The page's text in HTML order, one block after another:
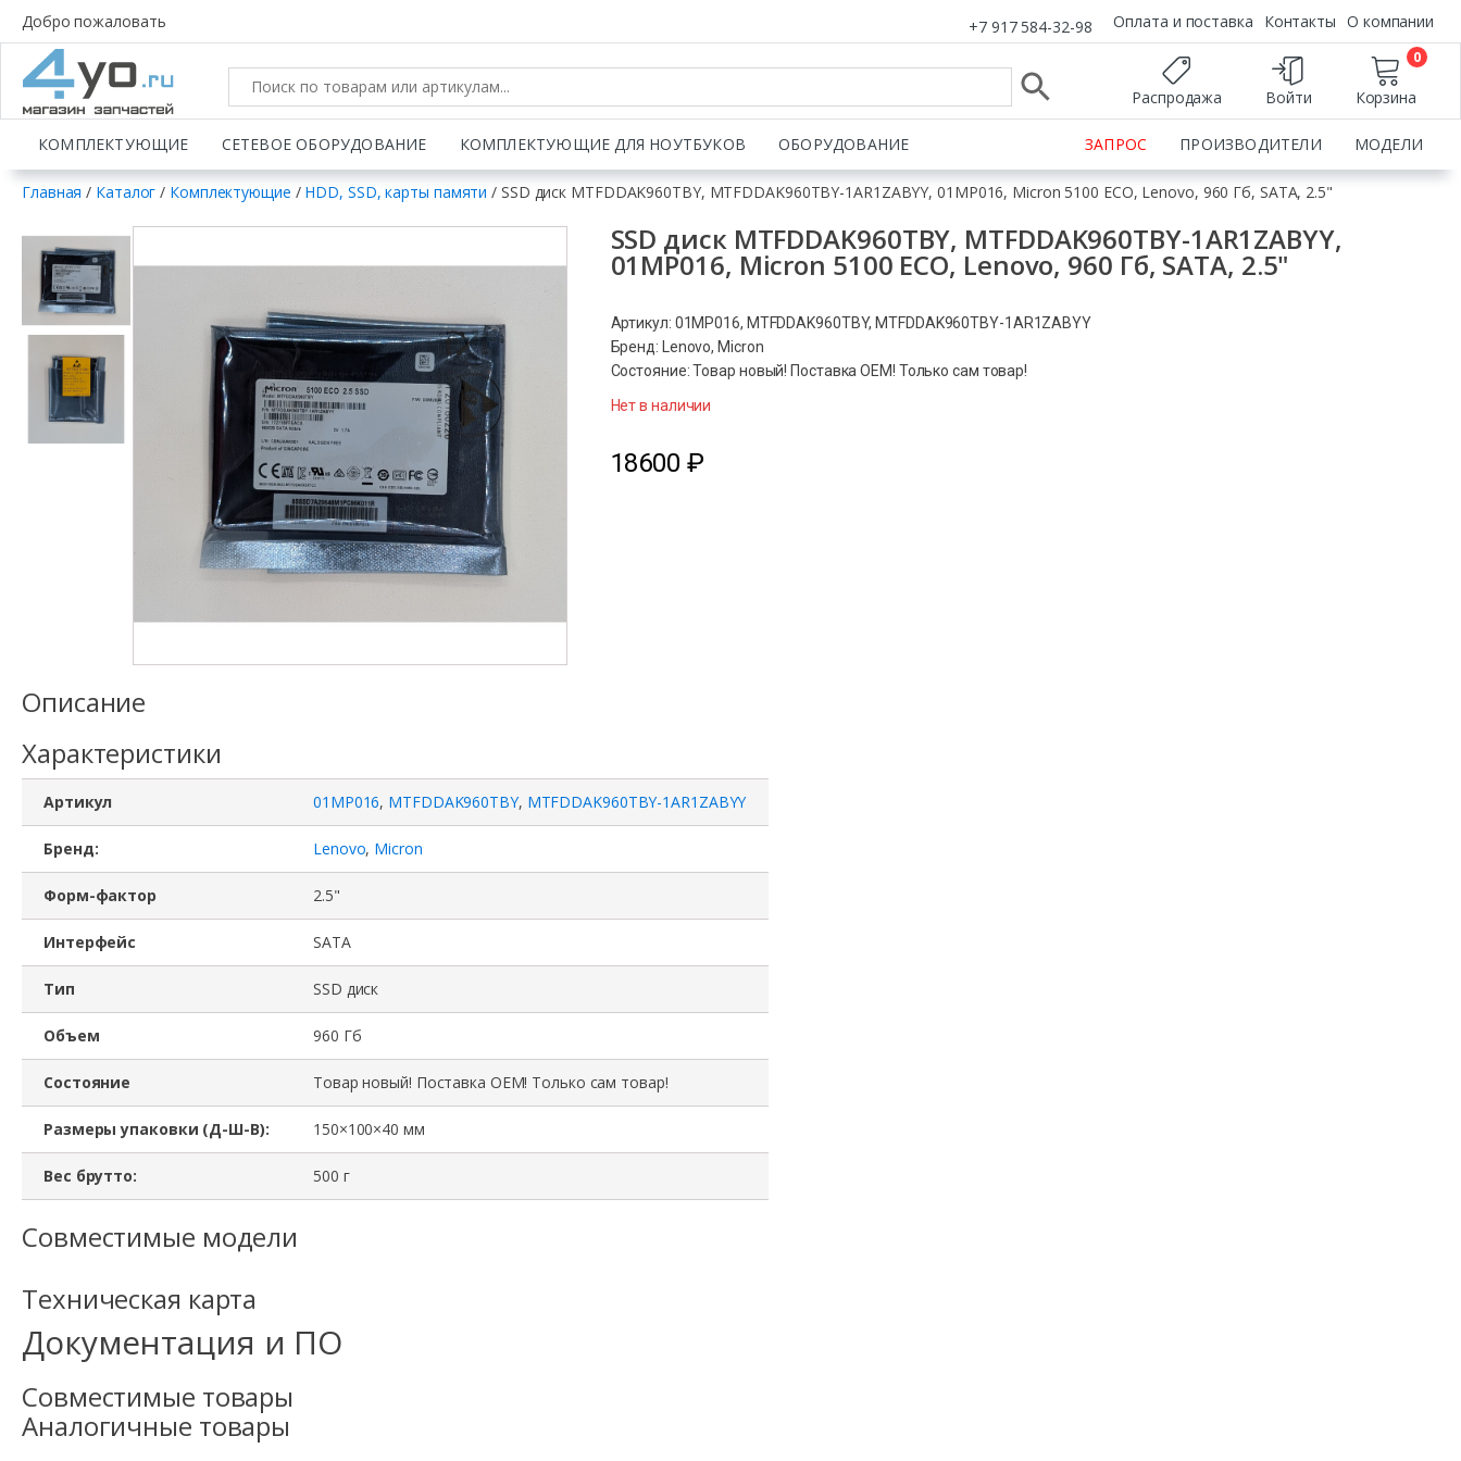
Добро пожаловать +7 917 584-32-98 Оплата и поставка Контакты О компании
Распродажа Войти Корзина
0
КОМПЛЕКТУЮЩИЕ СЕТЕВОЕ ОБОРУДОВАНИЕ КОМПЛЕКТУЮЩИЕ ДЛЯ НОУТБУКОВ ОБОРУДОВАНИЕ ЗАПРОС ПРОИЗВОДИТЕЛИ МОДЕЛИ
Главная / Каталог / Комплектующие / HDD, SSD, карты памяти / SSD диск MTFDDAK960TBY, MTFDDAK960TBY-1AR1ZABYY, 01MP016, Micron 5100 ECO, Lenovo, 960 Гб, SATA, 2.5"
SSD диск MTFDDAK960TBY, MTFDDAK960TBY-1AR1ZABYY,
01MP016, Micron 5100 ECO, Lenovo, 960 Гб, SATA, 2.5"
Артикул: 01MP016, MTFDDAK960TBY, MTFDDAK960TBY-1AR1ZABYY
Бренд: Lenovo, Micron
Состояние: Товар новый! Поставка ОЕМ! Только сам товар!
Нет в наличии
18600 ₽
Описание
Характеристики
Артикул 01MP016, MTFDDAK960TBY, MTFDDAK960TBY-1AR1ZABYY
Бренд: Lenovo, Micron
Форм-фактор 2.5"
Интерфейс SATA
Тип SSD диск
Объем 960 Гб
Состояние Товар новый! Поставка ОЕМ! Только сам товар!
Размеры упаковки (Д-Ш-В): 150×100×40 мм
Вес брутто: 500 г
Совместимые модели
Техническая карта
Документация и ПО
Совместимые товары
Аналогичные товары